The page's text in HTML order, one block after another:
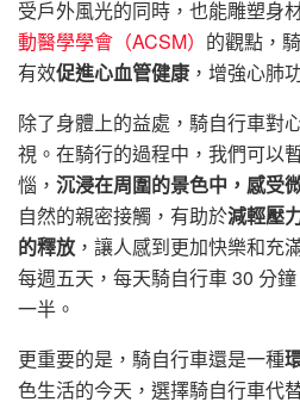
受戶外風光的同時，也能雕塑身
動醫學學會（ACSM） 的觀點，
有效促進心血管健康 ，增強心肺
除了身體上的益處，騎自行車對
視。在騎行的過程中，我們可以
惱， 沉浸在周圍的景色中，感受
自然的親密接觸，有助於減輕壓
的釋放 ，讓人感到更加快樂和充
每週五天，每天騎自行車 30 分
一半。
更重要的是，騎自行車還是一種
色生活的今天，選擇騎自行車代